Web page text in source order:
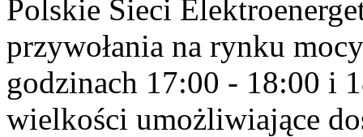
Polskie Sieci
przywołania na rynku
godzinach 17:00 - 18:00 i
wielkości umożliwiające